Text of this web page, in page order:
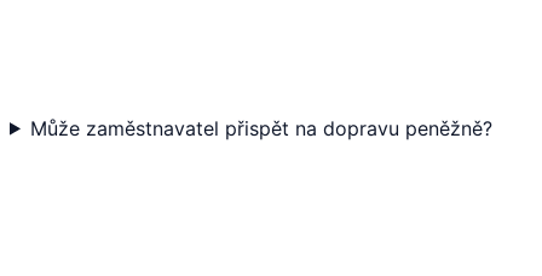
Může zaměstnavatel přispět na dopravu peněžně?